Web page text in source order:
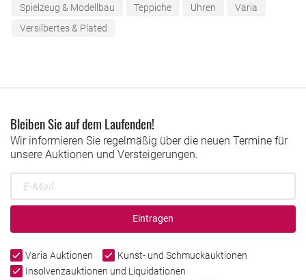
Spielzeug & Modellbau
Teppiche Uhren
Varia
Versilbertes & Plated
Bleiben Sie auf dem Laufenden!
Wir informieren Sie regelmäßig über die neuen Termine für
unsere Auktionen und Versteigerungen.
Eintragen
Varia Auktionen
Kunst- und Schmuckauktionen
Insolvenzauktionen und Liquidationen